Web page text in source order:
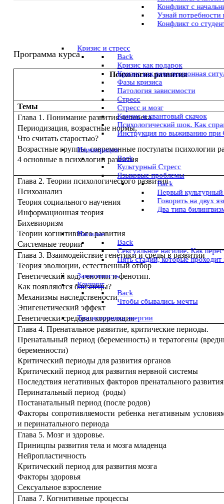
Конфликт с
Узнай потребности
Конфликт со
Кризис и стресс
Back
Кризис как подарок
Кризис как революционная
Фазы кризиса
Патология зависимости
Стресс
Стресс и мозг
Кризис и квантовый скачок
Психологический шок. Как
Инструкция по выживанию при
Иммиграция
Back
Культурный Стресс
Языковые проблемы
Back
Первый
Говорить на двух
Два типа
Насилие
Back
Сексуальное насилие. Как
Пять стадий, которые
Зависимость
Коучинг
Back
Чтобы сбывались мечты
Три источника энергии
Программа курса
Психология развития
Темы
Глава 1. Понимание развития человека
Периодизация, возрастные нормы,
Что считать старостью?
Возрастные группы, современные постулаты психологии
4 основные в психологии развития
Глава 2. Теории психологического развития
Психоанализ
Теория социального научения
Информационная теория
Бихевиоризм
Теории когнитивного развития
Системные теории
Глава 3. Взаимодействие генетики и среды в развитии
Теория эволюции, естественный отбор
Генетический код, генотип и фенотип.
Как появляются близнецы?
Механизмы наследствености
Эпигенетический эффект
Генетически-средовая корреляция
Глава 4. Пренатальное развитие, критические периоды.
Пренатальный период (беременность) и тератогены
беременности)
Критический периоды для развития органов
Критический период для развития нервной системы
Последствия негативных факторов пренатального развития
Перинатальный период (роды)
Постанатальный период (после родов)
Факторы сопротивляемости ребенка негативным
и перинатального периода
Глава 5. Мозг и здоровье.
Приницпы развития тела и мозга младенца
Нейропластичность
Критический период для развития мозга
Факторы здоровья
Сексуальное взросление
Глава 7. Когнитивные процессы